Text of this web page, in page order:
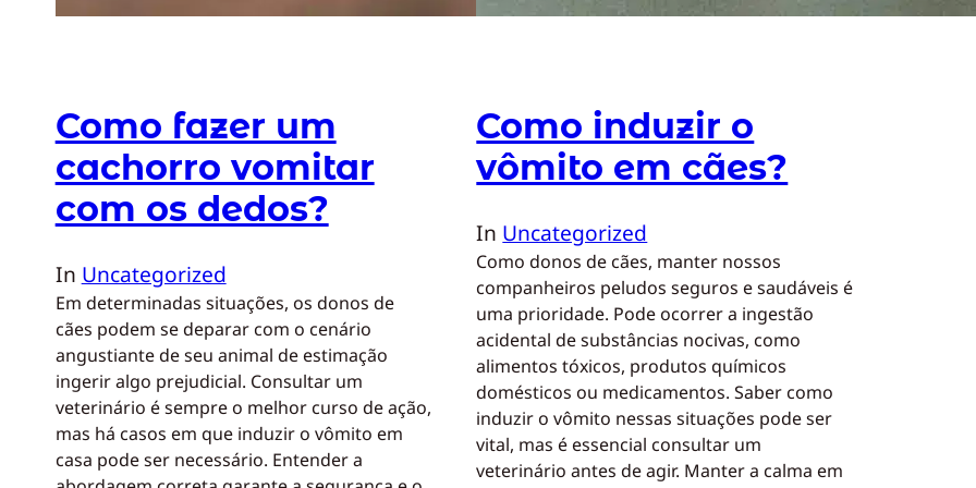
Como fazer um
cachorro vomitar
com os dedos?
In Uncategorized
Em determinadas situações, os donos de
cães podem se deparar com o cenário
angustiante de seu animal de estimação
ingerir algo prejudicial. Consultar um
veterinário é sempre o melhor curso de ação,
mas há casos em que induzir o vômito em
casa pode ser necessário. Entender a
Como induzir o
vômito em cães?
In Uncategorized
Como donos de cães, manter nossos
companheiros peludos seguros e saudáveis é
uma prioridade. Pode ocorrer a ingestão
acidental de substâncias nocivas, como
alimentos tóxicos, produtos químicos
domésticos ou medicamentos. Saber como
induzir o vômito nessas situações pode ser
vital, mas é essencial consultar um
veterinário antes de agir. Manter a calma em